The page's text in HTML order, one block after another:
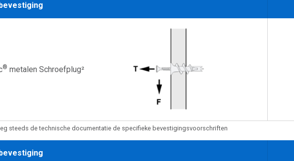
® metalen Schroefplug²
steeds de technische documentatie de specifieke bevestigingsvoorschriften